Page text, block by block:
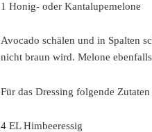
1 Honig- oder Kantalupemelone
Avocado schälen und in Spalten
nicht braun wird. Melone
Für das Dressing folgende
4 EL Himbeeressig